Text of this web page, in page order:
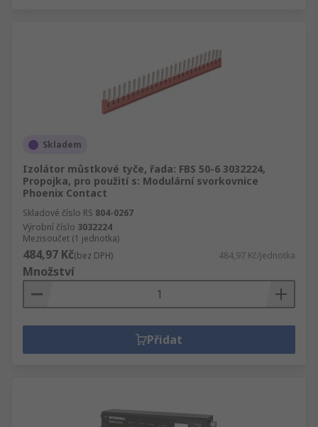
Skladem
Izolátor můstkové tyče, řada: FBS 50-6 3032224,
Propojka, pro použití s: Modulární svorkovnice
Phoenix Contact
Skladové číslo RS 804-0267
Výrobní číslo 3032224
Mezisoučet (1 jednotka)
484,97 Kč(bez DPH) 484,97 Kč/jednotka
Množství
Přidat